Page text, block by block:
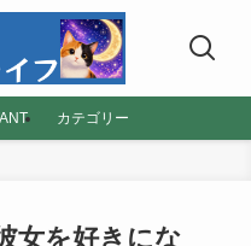
カテゴリー
女を好きにな